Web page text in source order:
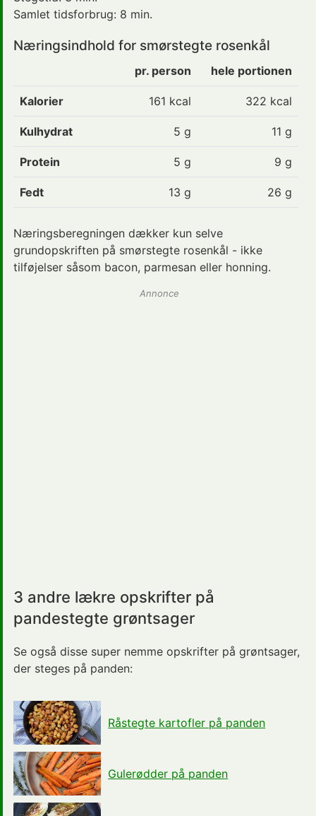
Samlet tidsforbrug: 8 min.
Næringsindhold for smørstegte rosenkål
pr. person hele portionen
Kalorier 161 kcal 322 kcal
Kulhydrat 5 g 11 g
Protein 5 g 9 g
Fedt 13 g 26 g
Næringsberegningen dækker kun selve
grundopskriften på smørstegte rosenkål - ikke
tilføjelser såsom bacon, parmesan eller honning.
Annonce
3 andre lækre opskrifter på
pandestegte grøntsager
Se også disse super nemme opskrifter på grøntsager,
der steges på panden:
Råstegte kartofler på panden
Gulerødder på panden